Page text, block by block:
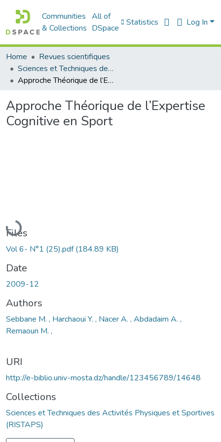
Communities
& Collections
All of
DSpace
Statistics Log In
Home
Revues scientifiques
Sciences et Techniques des Activités Physiques et Sportives (RISTAPS)
Approche Théorique de l’Expertise Cognitive en Sport
Approche Théorique de l’Expertise
Cognitive en Sport
Loading...
Files
Vol 6- N°1 (25).pdf(184.89 KB)
Date
2009-12
Authors
Sebbane M. , Harchaoui Y. , Nacer A. , Abdadaim A. ,
Remaoun M. ,
URI
http://e-biblio.univ-mosta.dz/handle/123456789/14648
Collections
Sciences et Techniques des Activités Physiques et Sportives
(RISTAPS)